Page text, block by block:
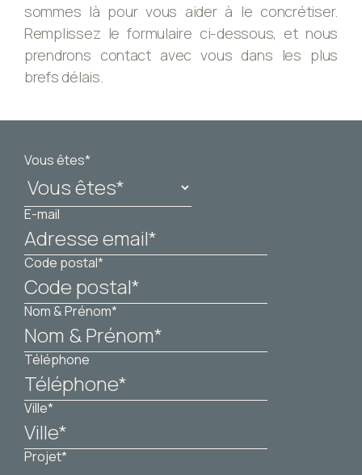
sommes là pour vous aider à le concrétiser.
Remplissez le formulaire ci-dessous, et nous
prendrons contact avec vous dans les plus
brefs délais.
Vous êtes*
E-mail
Code postal*
Nom & Prénom*
Téléphone
Ville*
Projet*